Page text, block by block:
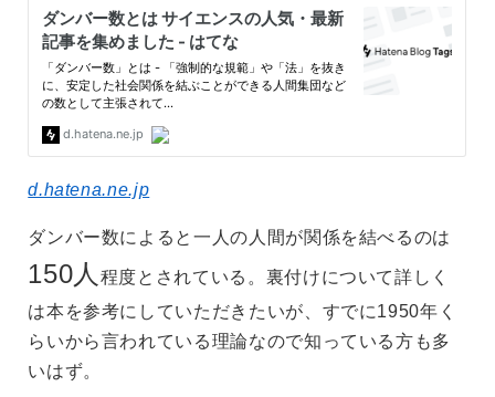
d.hatena.ne.jp
ダンバー数によると一人の人間が関係を結べるのは
150人 程度とされている。裏付けについて詳しく
は本を参考にしていただきたいが、すでに1950年く
らいから言われている理論なので知っている方も多
いはず。